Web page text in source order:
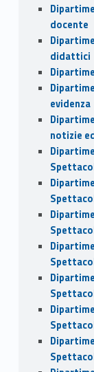
docente
didattici
evidenza
notizie